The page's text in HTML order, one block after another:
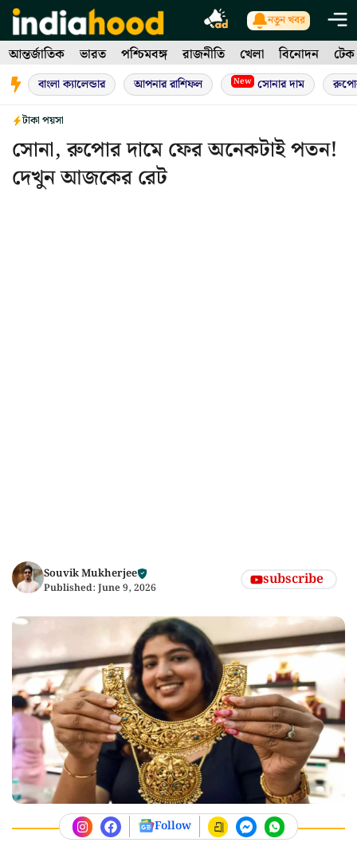
Skip
to
content
নতুন খবর
আন্তর্জাতিক ভারত পশ্চিমবঙ্গ রাজনীতি খেলা বিনোদন টেক
বাংলা ক্যালেন্ডার আপনার রাশিফল New সোনার দাম
টাকা পয়সা
সোনা, রুপোর দামে ফের অনেকটাই পতন!
দেখুন আজকের রেট
Souvik Mukherjee
Published: June 9, 2026 subscribe
Follow